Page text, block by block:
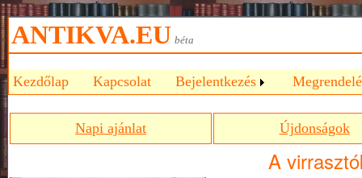
ANTIKVA.EU béta
Kezdőlap Kapcsolat Bejelentkezés
Napi ajánlat Újdonságok
A